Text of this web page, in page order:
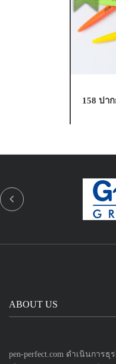
158 ปา
ABOUT US
pen-perfect.com ดำเนินการ